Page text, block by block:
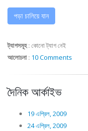
পড়া চালিয়ে যান
ট্যাগসমূহ: কোনো ট্যাগ নেই
আলোচনা : 10 Comments
দৈনিক আর্কাইভ
19 এপ্রিল, 2009
24 এপ্রিল, 2009